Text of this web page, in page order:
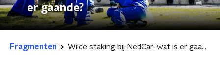
er gaande?
Fragmenten Wilde staking bij NedCar: wat is er gaande?